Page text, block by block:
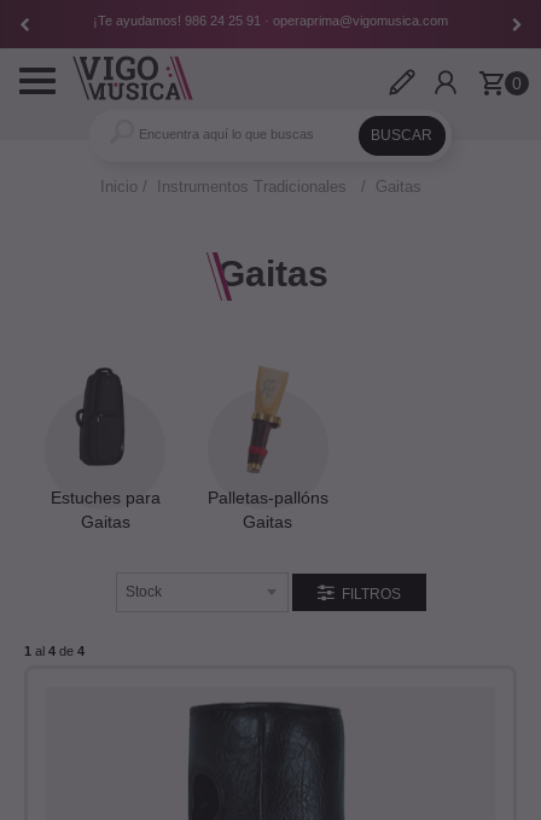
¡Te ayudamos! 986 24 25 91 · operaprima@vigomusica.com
0
Toggle
navigation
Inicio Instrumentos Tradicionales Gaitas
Gaitas
Estuches para
Gaitas
Palletas-pallóns
Gaitas
FILTROS
1 al 4 de 4